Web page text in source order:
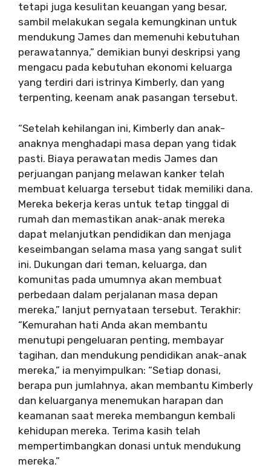
tetapi juga kesulitan keuangan yang besar,
sambil melakukan segala kemungkinan untuk
mendukung James dan memenuhi kebutuhan
perawatannya,” demikian bunyi deskripsi yang
mengacu pada kebutuhan ekonomi keluarga
yang terdiri dari istrinya Kimberly, dan yang
terpenting, keenam anak pasangan tersebut.
“Setelah kehilangan ini, Kimberly dan anak-
anaknya menghadapi masa depan yang tidak
pasti. Biaya perawatan medis James dan
perjuangan panjang melawan kanker telah
membuat keluarga tersebut tidak memiliki dana.
Mereka bekerja keras untuk tetap tinggal di
rumah dan memastikan anak-anak mereka
dapat melanjutkan pendidikan dan menjaga
keseimbangan selama masa yang sangat sulit
ini. Dukungan dari teman, keluarga, dan
komunitas pada umumnya akan membuat
perbedaan dalam perjalanan masa depan
mereka,” lanjut pernyataan tersebut. Terakhir:
“Kemurahan hati Anda akan membantu
menutupi pengeluaran penting, membayar
tagihan, dan mendukung pendidikan anak-anak
mereka,” ia menyimpulkan: “Setiap donasi,
berapa pun jumlahnya, akan membantu Kimberly
dan keluarganya menemukan harapan dan
keamanan saat mereka membangun kembali
kehidupan mereka. Terima kasih telah
mempertimbangkan donasi untuk mendukung
mereka.”